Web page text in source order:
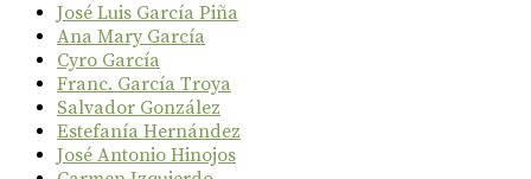
José Luis García Piña
Ana Mary García
Cyro García
Franc. García Troya
Salvador González
Estefanía Hernández
José Antonio Hinojos